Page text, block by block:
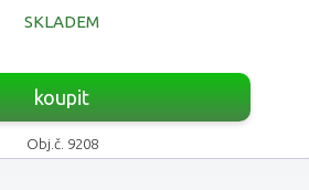
SKLADEM
koupit
Obj.č. 9208